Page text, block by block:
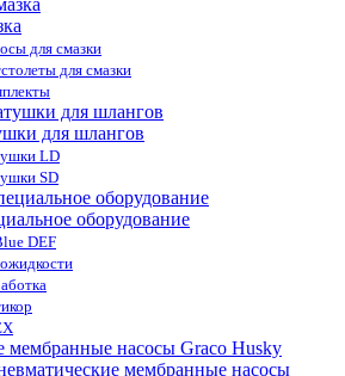
для смазки
для смазки
для шлангов
LD
SD
оборудование
DEF
мембранные насосы Graco Husky